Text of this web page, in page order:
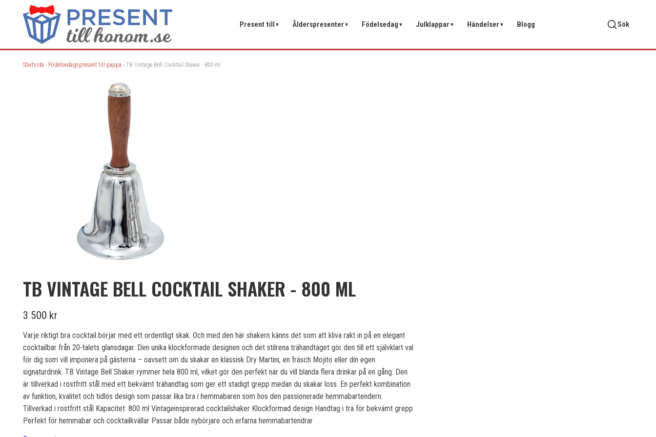
Present till ▼ Ålderspresenter ▼ Födelsedag ▼ Julklappar ▼ Händelser ▼ Blogg Sök
Startsida › Födelsedagspresent till pappa › TB Vintage Bell Cocktail Shaker - 800 ml
TB VINTAGE BELL COCKTAIL SHAKER - 800 ML
3 500 kr
Varje riktigt bra cocktail börjar med ett ordentligt skak. Och med den här shakern känns det som att kliva rakt in på en elegant
cocktailbar från 20-talets glansdagar. Den unika klockformade designen och det stilrena trähandtaget gör den till ett självklart val
för dig som vill imponera på gästerna – oavsett om du skakar en klassisk Dry Martini, en fräsch Mojito eller din egen
signaturdrink. TB Vintage Bell Shaker rymmer hela 800 ml, vilket gör den perfekt när du vill blanda flera drinkar på en gång. Den
är tillverkad i rostfritt stål med ett bekvämt trähandtag som ger ett stadigt grepp medan du skakar loss. En perfekt kombination
av funktion, kvalitet och tidlös design som passar lika bra i hemmabaren som hos den passionerade hemmabartendern.
Tillverkad i rostfritt stål Kapacitet: 800 ml Vintageinspirerad cocktailshaker Klockformad design Handtag i trä för bekvämt grepp
Perfekt för hemmabar och cocktailkvällar Passar både nybörjare och erfarna hemmabartendrar